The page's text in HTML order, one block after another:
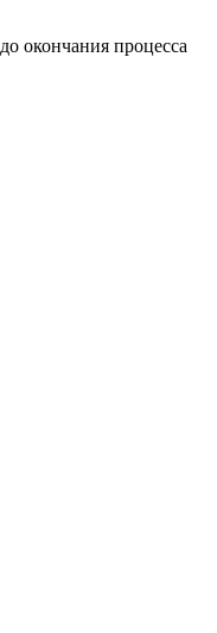
окончания процесса